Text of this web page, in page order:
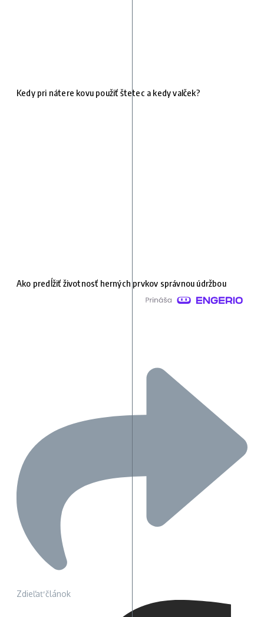
Kedy pri nátere kovu použiť štetec a kedy valček?
Ako predĺžiť životnosť herných prvkov správnou údržbou
Zdieľať článok